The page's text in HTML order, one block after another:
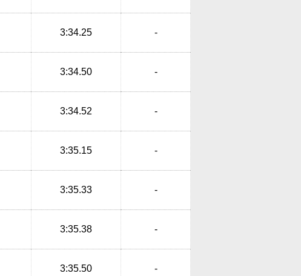
3:34.25 -
3:34.50 -
3:34.52 -
3:35.15 -
3:35.33 -
3:35.38 -
3:35.50 -